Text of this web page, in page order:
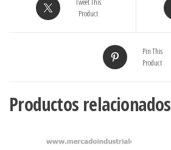
cantidad
Product
Pin This
Product
Productos relacionados